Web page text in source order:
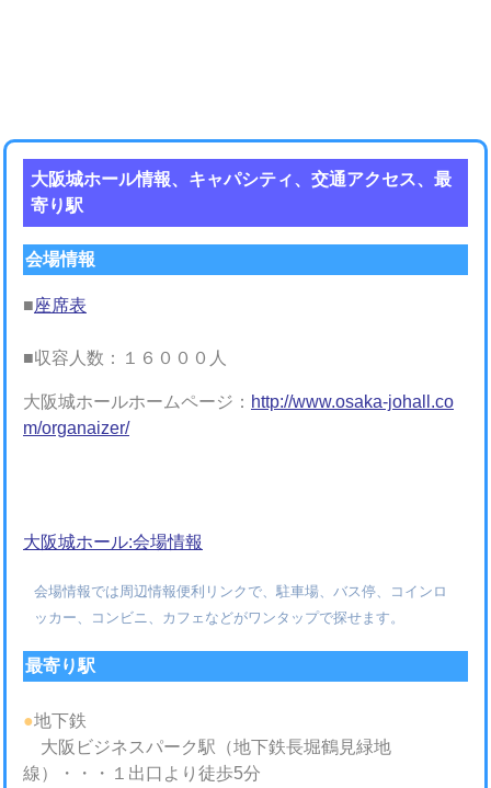
大阪城ホール情報、キャパシティ、交通アクセス、最
寄り駅
会場情報
■座席表
■収容人数：１６０００人
大阪城ホールホームページ： http://www.osaka-johall.co
m/organaizer/
大阪城ホール:会場情報
会場情報では周辺情報便利リンクで、駐車場、バス停、コインロ
ッカー、コンビニ、カフェなどがワンタップで探せます。
最寄り駅
●地下鉄
大阪ビジネスパーク駅（地下鉄長堀鶴見緑地
線）・・・１出口より徒歩5分